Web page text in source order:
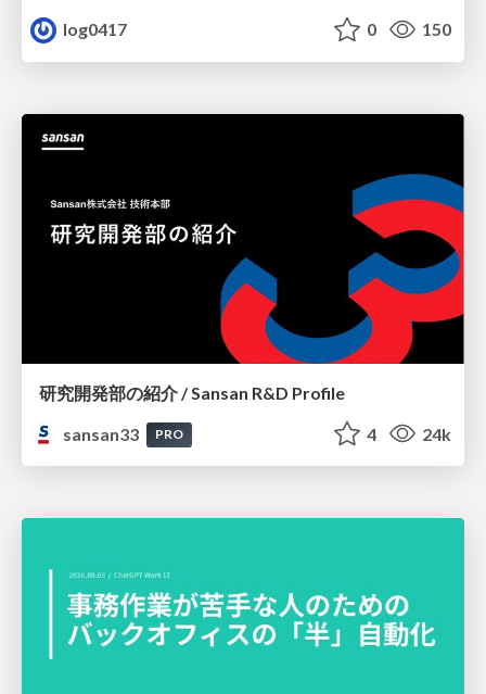
log0417
0 150
研究開発部の紹介 / Sansan R&D Profile
sansan33
PRO 4 24k